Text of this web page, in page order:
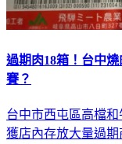
過期肉18箱！台中
賽？
台中市西屯區高檔
獲店內存放大量過